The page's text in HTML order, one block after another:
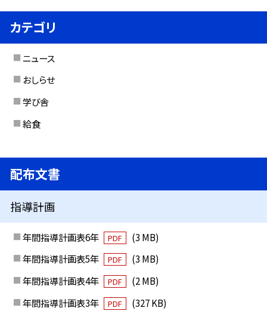
カテゴリ
ニュース
おしらせ
学び舎
給食
配布文書
指導計画
年間指導計画表6年 PDF
(3 MB)
年間指導計画表5年
PDF
(3 MB)
年間指導計画表4年
PDF
(2 MB)
年間指導計画表3年
PDF
(327 KB)